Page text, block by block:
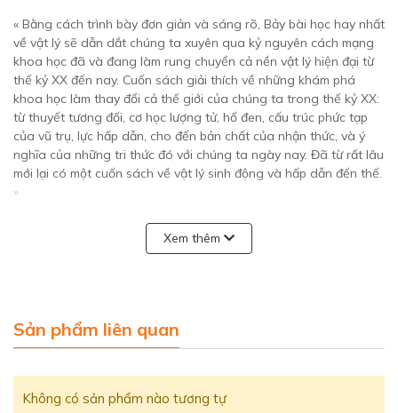
« Bằng cách trình bày đơn giản và sáng rõ, Bảy bài học hay nhất
về vật lý sẽ dẫn dắt chúng ta xuyên qua kỷ nguyên cách mạng
khoa học đã và đang làm rung chuyển cả nền vật lý hiện đại từ
thế kỷ XX đến nay. Cuốn sách giải thích về những khám phá
khoa học làm thay đổi cả thế giới của chúng ta trong thế kỷ XX:
từ thuyết tương đối, cơ học lượng tử, hố đen, cấu trúc phức tạp
của vũ trụ, lực hấp dẫn, cho đến bản chất của nhận thức, và ý
nghĩa của những tri thức đó với chúng ta ngày nay. Đã từ rất lâu
mới lại có một cuốn sách về vật lý sinh động và hấp dẫn đến thế.
»
(Tạp chí New Scientist)
« Mọi thứ bạn muốn biết về vật lý hiện đại, vũ trụ và về hành tinh
(Tạp chí Scientist)
« Điểm xuyết, tinh tế, và trên hết là dễ đọc... đọc xong bạn sẽ
cảm thấy mình thông minh hơn. Rovelli đã đạt được một điều
Xem thêm
Sản phẩm liên quan
Không có sản phẩm nào tương tự